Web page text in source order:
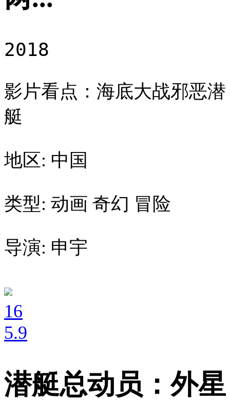
2018
影片看点：海底大战邪恶潜
艇
地区: 中国
类型: 动画 奇幻 冒险
导演: 申宇
16
5.9
潜艇总动员：外星